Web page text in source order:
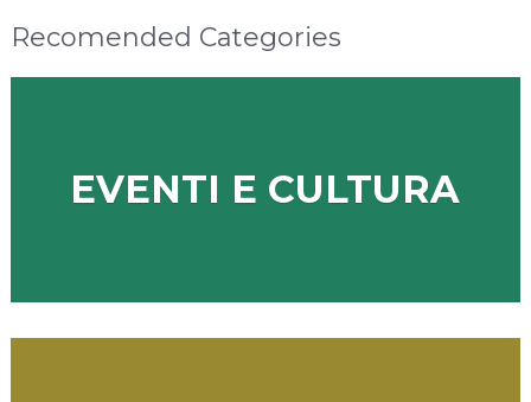
Recomended Categories
EVENTI E CULTURA